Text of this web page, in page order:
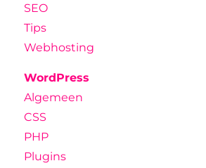
SEO
Tips
Webhosting
WordPress
Algemeen
CSS
PHP
Plugins